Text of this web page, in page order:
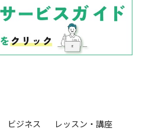
ビジネス
レッスン・講座